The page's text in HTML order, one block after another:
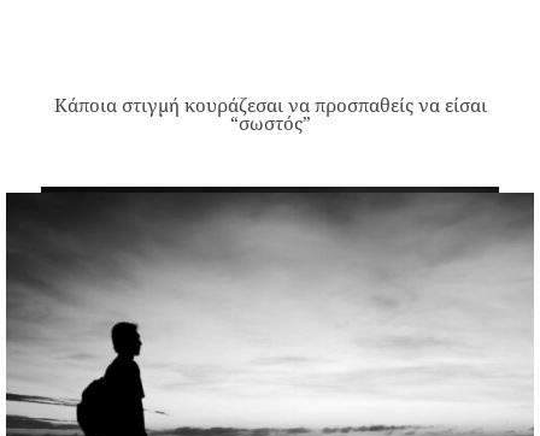
Κάποια στιγμή κουράζεσαι να προσπαθείς να είσαι
“σωστός”